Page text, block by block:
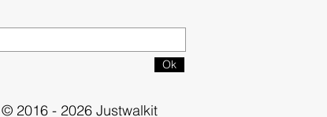
Ok
© 2016 - 2026 Justwalkit